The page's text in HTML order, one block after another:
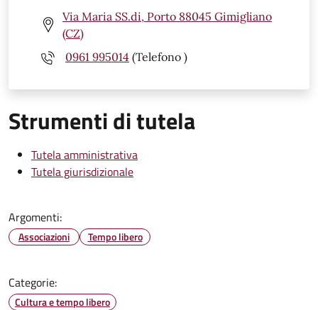
Via Maria SS.di, Porto 88045 Gimigliano
(CZ)
0961 995014 (Telefono )
Strumenti di tutela
Tutela amministrativa
Tutela giurisdizionale
Argomenti:
Associazioni Tempo libero
Categorie:
Cultura e tempo libero